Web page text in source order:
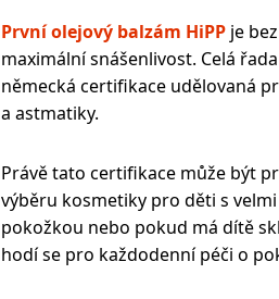
První olejový balzám HiPP je
maximální snášenlivost. Celá
německá certifikace udělovaná
a astmatiky.
Právě tato certifikace může být
výběru kosmetiky pro děti s
pokožkou nebo pokud má dítě
hodí se pro každodenní péči o